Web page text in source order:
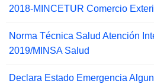
2018-MINCETUR Comercio
Norma Técnica Salud Atención
2019/MINSA Salud
Declara Estado Emergencia